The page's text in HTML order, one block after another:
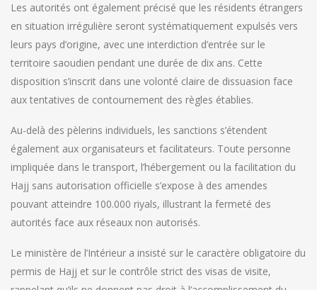
Les autorités ont également précisé que les résidents étrangers
en situation irrégulière seront systématiquement expulsés vers
leurs pays d’origine, avec une interdiction d’entrée sur le
territoire saoudien pendant une durée de dix ans. Cette
disposition s’inscrit dans une volonté claire de dissuasion face
aux tentatives de contournement des règles établies.
Au-delà des pèlerins individuels, les sanctions s’étendent
également aux organisateurs et facilitateurs. Toute personne
impliquée dans le transport, l’hébergement ou la facilitation du
Hajj sans autorisation officielle s’expose à des amendes
pouvant atteindre 100.000 riyals, illustrant la fermeté des
autorités face aux réseaux non autorisés.
Le ministère de l’Intérieur a insisté sur le caractère obligatoire du
permis de Hajj et sur le contrôle strict des visas de visite,